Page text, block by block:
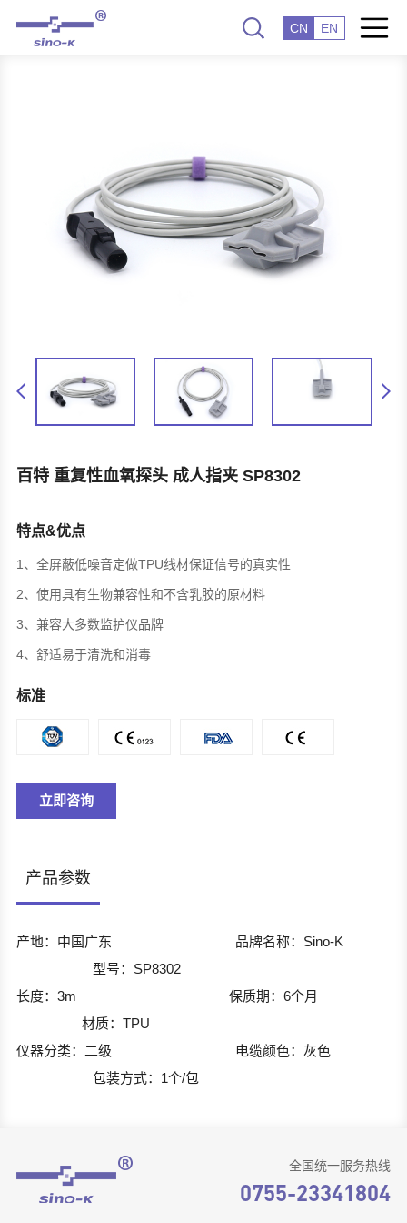
CN EN
百特 重复性血氧探头 成人指夹 SP8302
特点&优点
1、全屏蔽低噪音定做TPU线材保证信号的真实性
2、使用具有生物兼容性和不含乳胶的原材料
3、兼容大多数监护仪品牌
4、舒适易于清洗和消毒
标准
立即咨询
产品参数
产地：中国广东 品牌名称：Sino-K
型号：SP8302
长度：3m 保质期：6个月
材质：TPU
仪器分类：二级 电缆颜色：灰色
包装方式：1个/包
全国统一服务热线
0755-23341804